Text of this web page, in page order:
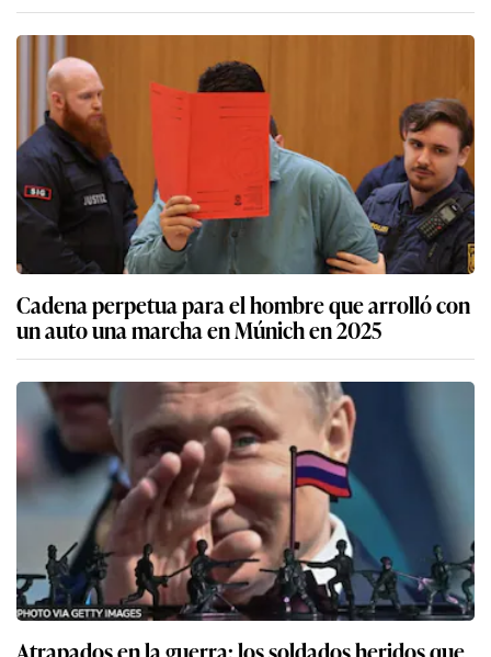
Cadena perpetua para el hombre que arrolló con
un auto una marcha en Múnich en 2025
Atrapados en la guerra: los soldados heridos que